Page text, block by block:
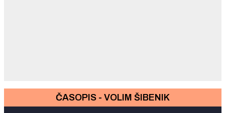
ČASOPIS - VOLIM ŠIBENIK